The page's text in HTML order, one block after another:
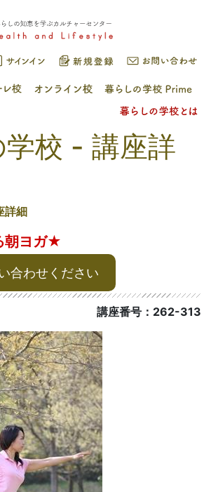
校 - 講座詳
詳細
朝ヨガ★
合わせください
講座番号：262-313